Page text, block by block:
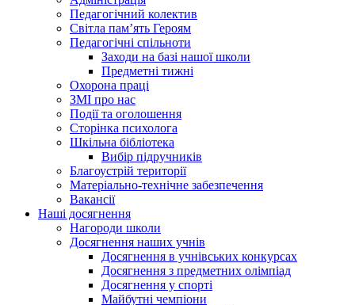
Педагогічний колектив
Світла пам’ять Героям
Педагогічні спільноти
Заходи на базі нашої школи
Предметні тижні
Охорона праці
ЗМІ про нас
Події та оголошення
Сторінка психолога
Шкільна бібліотека
Вибір підручників
Благоустрій території
Матеріально-технічне забезпечення
Вакансії
Наші досягнення
Нагороди школи
Досягнення наших учнів
Досягнення в учнівських конкурсах
Досягнення з предметних олімпіад
Досягнення у спорті
Майбутні чемпіони